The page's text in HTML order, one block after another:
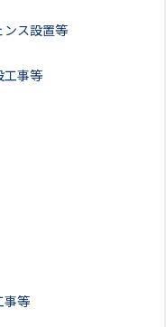
ンス設置等
工事等
事等